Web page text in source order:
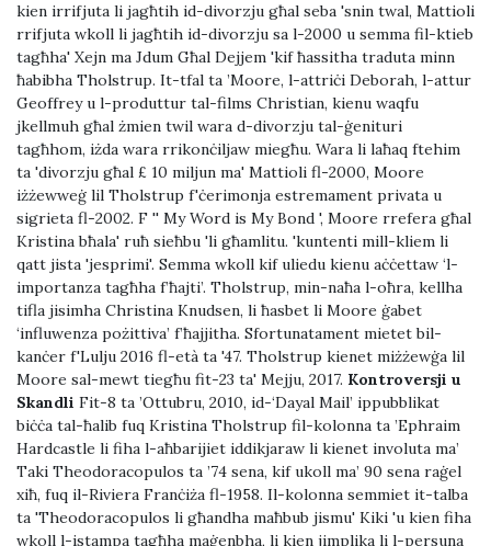
kien irrifjuta li jagħtih id-divorzju għal seba 'snin twal, Mattioli
rrifjuta wkoll li jagħtih id-divorzju sa l-2000 u semma fil-ktieb
tagħha' Xejn ma Jdum Għal Dejjem 'kif ħassitha traduta minn
ħabibha Tholstrup. It-tfal ta ’Moore, l-attriċi Deborah, l-attur
Geoffrey u l-produttur tal-films Christian, kienu waqfu
jkellmuh għal żmien twil wara d-divorzju tal-ġenituri
tagħhom, iżda wara rrikonċiljaw miegħu. Wara li laħaq ftehim
ta 'divorzju għal £ 10 miljun ma' Mattioli fl-2000, Moore
iżżewweġ lil Tholstrup f'ċerimonja estremament privata u
sigrieta fl-2002. F '' My Word is My Bond ', Moore rrefera għal
Kristina bħala' ruħ sieħbu 'li għamlitu. 'kuntenti mill-kliem li
qatt jista 'jesprimi'. Semma wkoll kif uliedu kienu aċċettaw ‘l-
importanza tagħha f’ħajti’. Tholstrup, min-naħa l-oħra, kellha
tifla jisimha Christina Knudsen, li ħasbet li Moore ġabet
‘influwenza pożittiva’ f’ħajjitha. Sfortunatament mietet bil-
kanċer f'Lulju 2016 fl-età ta '47. Tholstrup kienet miżżewġa lil
Moore sal-mewt tiegħu fit-23 ta' Mejju, 2017. Kontroversji u
Skandli Fit-8 ta ’Ottubru, 2010, id-‘Dayal Mail’ ippubblikat
biċċa tal-ħalib fuq Kristina Tholstrup fil-kolonna ta ’Ephraim
Hardcastle li fiha l-aħbarijiet iddikjaraw li kienet involuta ma’
Taki Theodoracopulos ta ’74 sena, kif ukoll ma’ 90 sena raġel
xiħ, fuq il-Riviera Franċiża fl-1958. Il-kolonna semmiet it-talba
ta 'Theodoracopulos li għandha maħbub jismu' Kiki 'u kien fiha
wkoll l-istampa tagħha maġenbha, li kien jimplika li l-persuna